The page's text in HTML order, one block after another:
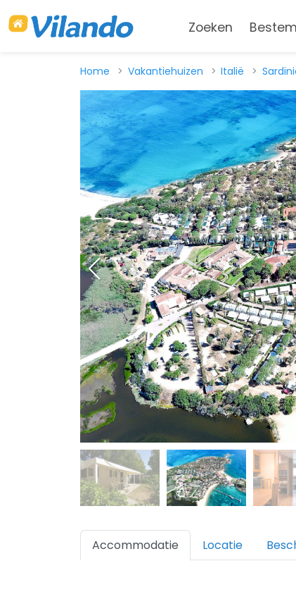
Zoeken
Home Vakantiehuizen Italië
Accommodatie Locatie